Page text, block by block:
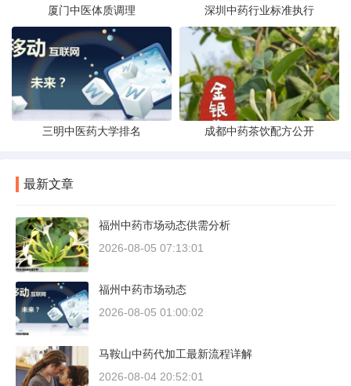
厦门中医体质调理 深圳中药行业标准执行
三明中医药大学排名 成都中药茶饮配方公开
最新文章
福州中药市场动态供需分析
2026-08-05 07:13:01
福州中药市场动态
2026-08-05 01:00:02
马鞍山中药代加工最新流程详解
2026-08-04 20:52:01